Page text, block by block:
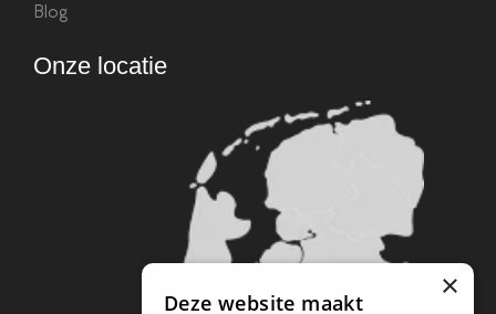
Blog
Onze locatie
×
Deze website maakt